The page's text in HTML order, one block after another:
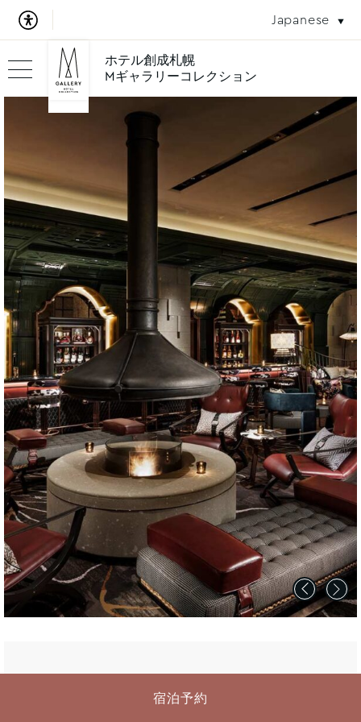
Japanese
ホテル創成札幌
Mギャラリーコレクション
バーラウンジ
ホテル創成札幌 Mギャラリーコレクションのバー
宿泊予約